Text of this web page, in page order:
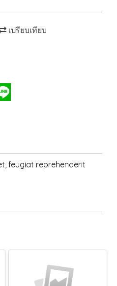
เปรียบเทียบ
feugiat reprehenderit